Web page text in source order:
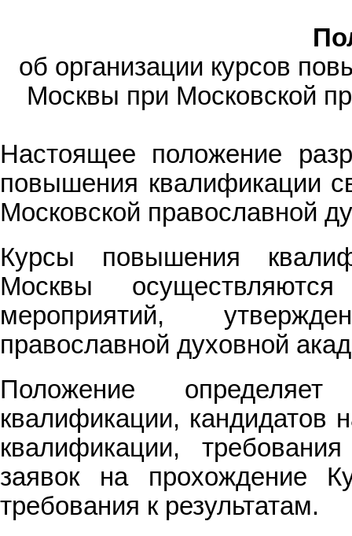
об организации курсов
Москвы при Московской
Настоящее положение
повышения квалификации
Московской православной
Курсы повышения
Москвы
мероприятий,
православной духовной
Положение
квалификации, кандидатов
квалификации,
заявок на прохождение
требования к результатам.